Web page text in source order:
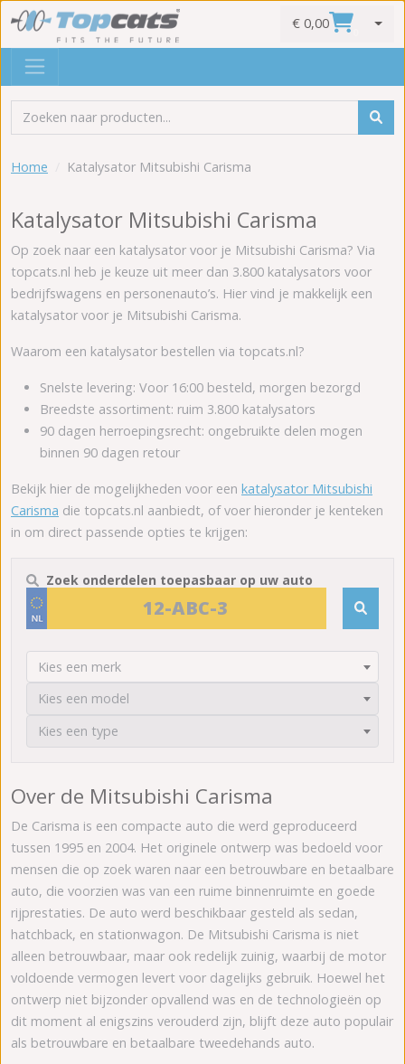
€ 0,00
Home Katalysator Mitsubishi Carisma
Katalysator Mitsubishi Carisma
Op zoek naar een katalysator voor je Mitsubishi Carisma? Via
topcats.nl heb je keuze uit meer dan 3.800 katalysators voor
bedrijfswagens en personenauto’s. Hier vind je makkelijk een
katalysator voor je Mitsubishi Carisma.
Waarom een katalysator bestellen via topcats.nl?
Snelste levering: Voor 16:00 besteld, morgen bezorgd
Breedste assortiment: ruim 3.800 katalysators
90 dagen herroepingsrecht: ongebruikte delen mogen
binnen 90 dagen retour
Bekijk hier de mogelijkheden voor een katalysator Mitsubishi
Carisma die topcats.nl aanbiedt, of voer hieronder je kenteken
in om direct passende opties te krijgen:
Zoek onderdelen toepasbaar op uw auto
Kies een merk
Kies een model
Kies een type
Over de Mitsubishi Carisma
De Carisma is een compacte auto die werd geproduceerd
tussen 1995 en 2004. Het originele ontwerp was bedoeld voor
mensen die op zoek waren naar een betrouwbare en betaalbare
auto, die voorzien was van een ruime binnenruimte en goede
rijprestaties. De auto werd beschikbaar gesteld als sedan,
hatchback, en stationwagon. De Mitsubishi Carisma is niet
alleen betrouwbaar, maar ook redelijk zuinig, waarbij de motor
voldoende vermogen levert voor dagelijks gebruik. Hoewel het
ontwerp niet bijzonder opvallend was en de technologieën op
dit moment al enigszins verouderd zijn, blijft deze auto populair
als betrouwbare en betaalbare tweedehands auto.